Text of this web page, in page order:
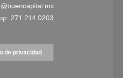
271 214 0203
de privacidad